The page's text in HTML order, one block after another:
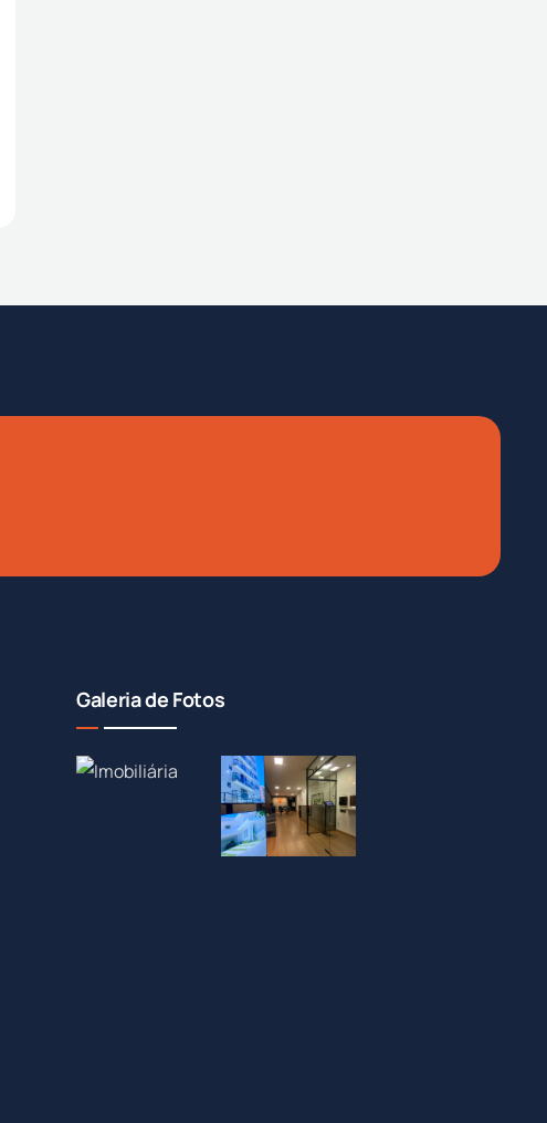
Galeria de Fotos